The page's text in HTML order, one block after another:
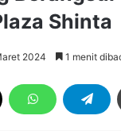
Shinta
2024 1 menit